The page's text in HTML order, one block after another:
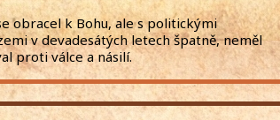
obracel k Bohu, ale s politickými
v devadesátých letech špatně, neměl
proti válce a násilí.